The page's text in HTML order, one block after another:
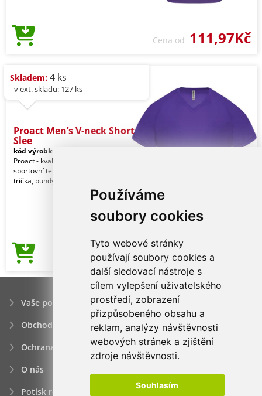
Používáme
soubory cookies
Tyto webové stránky
používají soubory cookies a
další sledovací nástroje s
cílem vylepšení uživatelského
prostředí, zobrazení
přizpůsobeného obsahu a
reklam, analýzy návštěvnosti
webových stránek a zjištění
zdroje návštěvnosti.
Souhlasím
Cena od 111,97Kč
Skladem: 4 ks
- v ext. skladu: 127 ks
Proact Men’s V-neck Short
Slee
kód výrobku:
Proact - kvalitní značkový reklamní
sportovní textil pro muže. Kalhoty,
trička, bundy, vesty, šortky a jiné.
Cena od120,04Kč
Vaše poptávka
Obchodní podmínky
Ochrana osobních údajú
O nás
Potisk reklamních předmětů